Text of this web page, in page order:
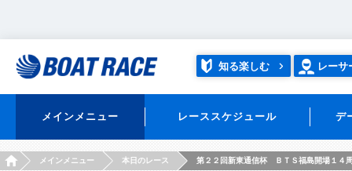
知る楽しむ レーサ
メインメニュー レーススケジュール デ
HOMEメインメニュー 本日のレース 第２２回新東通信杯 ＢＴＳ福島開場１４